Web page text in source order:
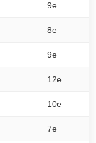
9e
8e
9e
12e
10e
7e